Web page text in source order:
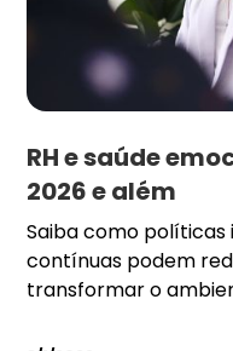
RH e saúde
2026 e além
Saiba como
contínuas podem
transformar o